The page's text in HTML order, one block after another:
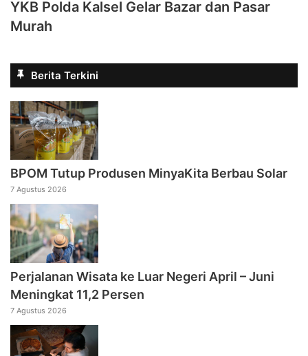
YKB Polda Kalsel Gelar Bazar dan Pasar
Murah
Berita Terkini
BPOM Tutup Produsen MinyaKita Berbau Solar
7 Agustus 2026
Perjalanan Wisata ke Luar Negeri April – Juni
Meningkat 11,2 Persen
7 Agustus 2026